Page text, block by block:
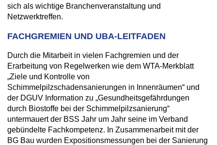
sich als wichtige Branchenveranstaltung und
Netzwerktreffen.
FACHGREMIEN UND UBA-LEITFADEN
Durch die Mitarbeit in vielen Fachgremien und der
Erarbeitung von Regelwerken wie dem WTA-Merkblatt
„Ziele und Kontrolle von
Schimmelpilzschadensanierungen in Innenräumen“ und
der DGUV Information zu „Gesundheitsgefährdungen
durch Biostoffe bei der Schimmelpilzsanierung“
untermauert der BSS Jahr um Jahr seine im Verband
gebündelte Fachkompetenz. In Zusammenarbeit mit der
BG Bau wurden Expositionsmessungen bei der Sanierung